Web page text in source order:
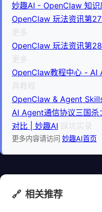
妙趣AI - OpenClaw 知
OpenClaw 玩法资讯第
更多
OpenClaw 玩法资讯第
更多
OpenClaw教程中心 - AI
具教程
OpenClaw & Agent
AI Agent通信协议三国
对比 | 妙趣AI 踩坑实录
更多内容请访问 妙趣AI首页
🔗 相关推荐